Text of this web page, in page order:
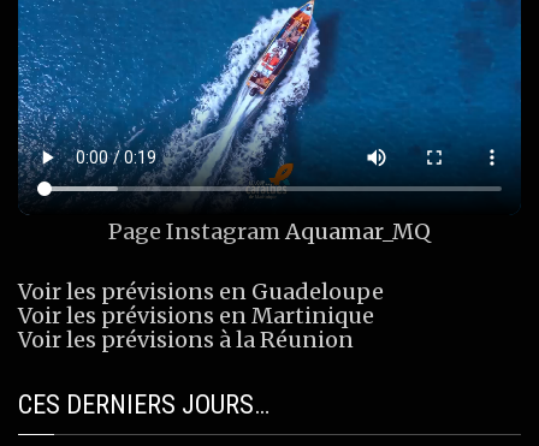
Page InstagramAquamar_MQ
Voir les prévisions en Guadeloupe
Voir les prévisions en Martinique
Voir les prévisions à la Réunion
CES DERNIERS JOURS…